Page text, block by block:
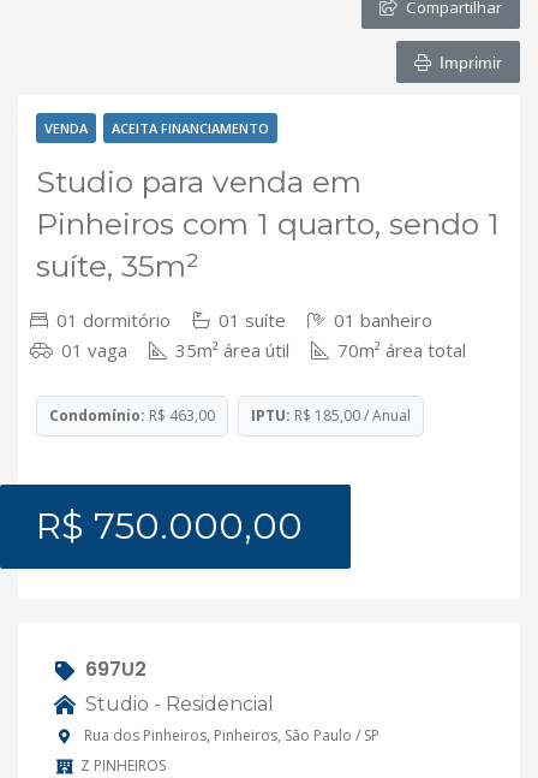
Compartilhar
Imprimir
VENDA ACEITA FINANCIAMENTO
Studio para venda em
Pinheiros com 1 quarto, sendo 1
suíte, 35m²
01 dormitório 01 suíte
01 banheiro
01 vaga
35m² área útil 70m² área total
Condomínio: R$ 463,00 IPTU: R$ 185,00 / Anual
R$ 750.000,00
697U2
Studio - Residencial
Rua dos Pinheiros, Pinheiros, São Paulo / SP
Z PINHEIROS